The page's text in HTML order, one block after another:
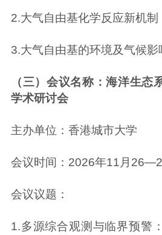
2.大气自由基化学反应新机制
3.大气自由基的环境及气候影
（三）会议名称：海洋生态
学术研讨会
主办单位：香港城市大学
会议时间：2026年11月
会议议题：
1.多源综合观测与临界预警